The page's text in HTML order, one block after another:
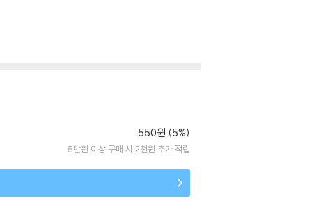
550원 (5%)
5만원 이상 구매 시 2천원 추가 적립